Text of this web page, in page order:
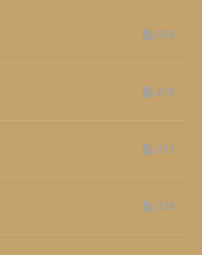
658
276
267
236